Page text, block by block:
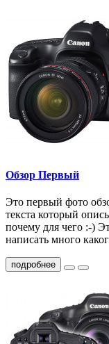
Обзор Первый
Это первый фото
текста который
почему для чего :-)
написать много
подробнее